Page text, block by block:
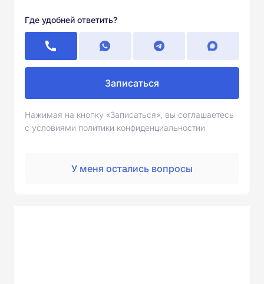
Где удобней ответить?
Записаться
Нажимая на кнопку «Записаться», вы соглашаетесь
с условиями политики конфиденциальностии
У меня остались вопросы